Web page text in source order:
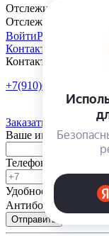
Отслеживание заказа
Отслеживание заказа
ВойтиРегистрация
Контакты
Контакты
+7(910)601-10-10
Заказать обратный
Ваше имя
Телефон
Удобное время
Антибот
Отправить